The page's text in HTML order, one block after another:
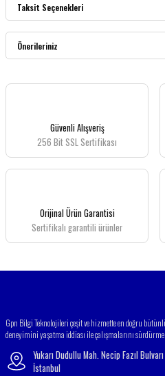
Bu ürüne ilk
Taksit Seçenekleri
Önerileriniz
Bu ürünün fiyat bilgisi, resim, ürün
Ürün resmi kalitesiz, bozuk veya
Bu ürüne benzer farklı alternatifler olmalı.
Güvenli Alışveriş
256 Bit SSL Sertifikası
Orijinal Ürün Garantisi
Sertifikalı garantili ürünler
Gpn Bilgi Teknolojileri çeşit ve hizmette en doğru
deneyimini yaşatma iddiası ile çalışmalarını
Yukarı Dudullu Mah. Necip Fazıl
İstanbul